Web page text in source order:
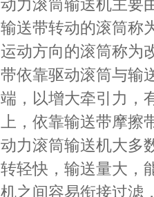
动力滚筒输送机主要
输送带转动的滚筒称
运动方向的滚筒称为
带依靠驱动滚筒与输
端，以增大牵引力，
上，依靠输送带摩擦
动力滚筒输送机大多
转轻快，输送量大，
机之间容易衔接过滤